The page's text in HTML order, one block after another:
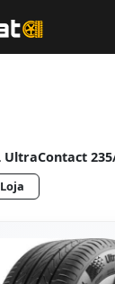
UltraContact